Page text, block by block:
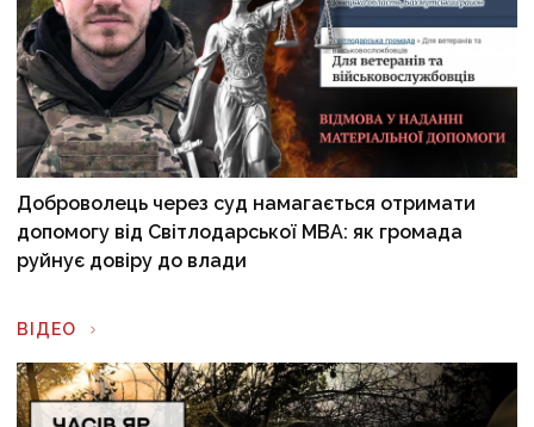
Доброволець через суд намагається отримати
допомогу від Світлодарської МВА: як громада
руйнує довіру до влади
ВІДЕО